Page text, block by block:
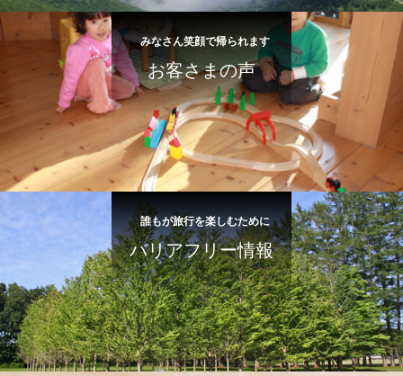
みなさん笑顔で帰られます
お客さまの声
誰もが旅行を楽しむために
バリアフリー情報